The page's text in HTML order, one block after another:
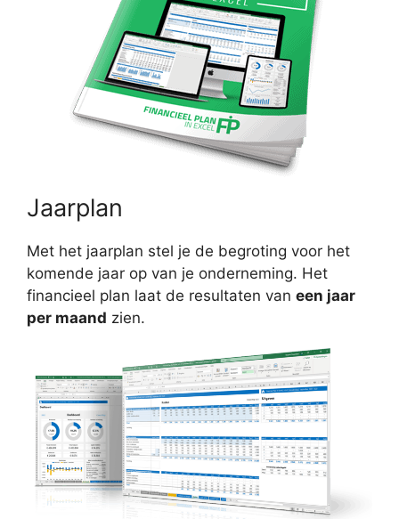
Jaarplan
Met het jaarplan stel je de begroting voor het
komende jaar op van je onderneming. Het
financieel plan laat de resultaten van een jaar
per maand zien.